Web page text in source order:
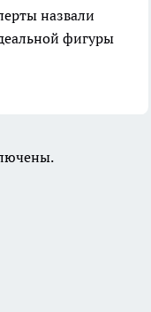
назвали
фигуры